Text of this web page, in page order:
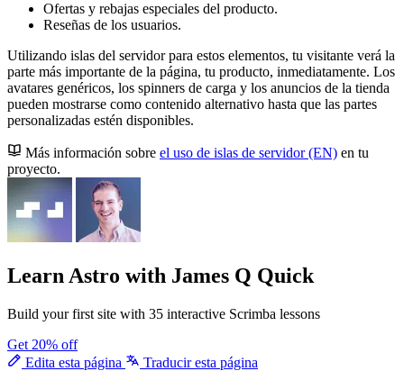
Ofertas y rebajas especiales del producto.
Reseñas de los usuarios.
Utilizando islas del servidor para estos elementos, tu visitante verá la
parte más importante de la página, tu producto, inmediatamente. Los
avatares genéricos, los spinners de carga y los anuncios de la tienda
pueden mostrarse como contenido alternativo hasta que las partes
personalizadas estén disponibles.
Más información sobre el uso de islas de servidor (EN) en tu
proyecto.
Learn Astro with James Q Quick
Build your first site with 35 interactive Scrimba lessons
Get 20% off
Edita esta página
Traducir esta página